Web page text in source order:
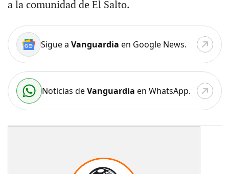
a la comunidad de El Salto.
Sigue a Vanguardia en Google News.
Noticias deVanguardia en WhatsApp.